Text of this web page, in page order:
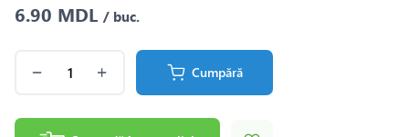
6.90 MDL / buc.
Cumpără